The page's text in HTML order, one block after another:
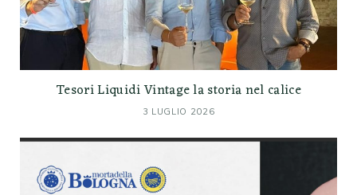
Tesori Liquidi Vintage la storia nel calice
3 LUGLIO 2026